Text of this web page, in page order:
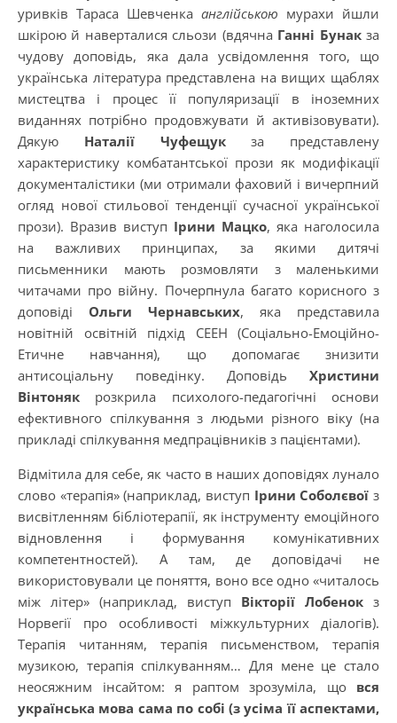
уривків Тараса Шевченка англійською мурахи йшли
шкірою й наверталися сльози (вдячна Ганні Бунакза
чудову доповідь, яка дала усвідомлення того, що
українська література представлена на вищих щаблях
мистецтва і процес її популяризації в іноземних
виданнях потрібно продовжувати й активізовувати).
Дякую Наталії Чуфещукза представлену
характеристику комбатантської прози як модифікації
документалістики (ми отримали фаховий і вичерпний
огляд нової стильової тенденції сучасної української
прози). Вразив виступ Ірини Мацко, яка наголосила
на важливих принципах, за якими дитячі
письменники мають розмовляти з маленькими
читачами про війну. Почерпнула багато корисного з
доповіді Ольги Чернавських, яка представила
новітній освітній підхід СЕЕН (Соціально-Емоційно-
Етичне навчання), що допомагає знизити
антисоціальну поведінку. Доповідь Христини
Вінтоняк розкрила психолого-педагогічні основи
ефективного спілкування з людьми різного віку (на
прикладі спілкування медпрацівників з пацієнтами).
Відмітила для себе, як часто в наших доповідях лунало
слово «терапія» (наприклад, виступ Ірини Соболєвої з
висвітленням бібліотерапії, як інструменту емоційного
відновлення і формування комунікативних
компетентностей). А там, де доповідачі не
використовували це поняття, воно все одно «читалось
між літер» (наприклад, виступ Вікторії Лобенок з
Норвегії про особливості міжкультурних діалогів).
Терапія читанням, терапія письменством, терапія
музикою, терапія спілкуванням… Для мене це стало
неосяжним інсайтом: я раптом зрозуміла, що вся
українська мова сама по собі (з усіма її аспектами,